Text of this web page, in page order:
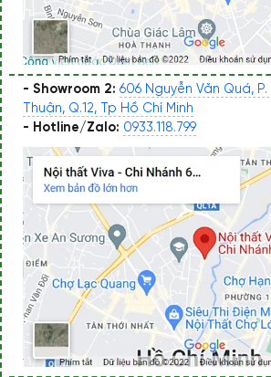
- Showroom 2: 606 Nguyễn Văn Quá,
Thuận, Q.12, Tp Hồ Chí Minh
- Hotline/Zalo: 0933.118.799